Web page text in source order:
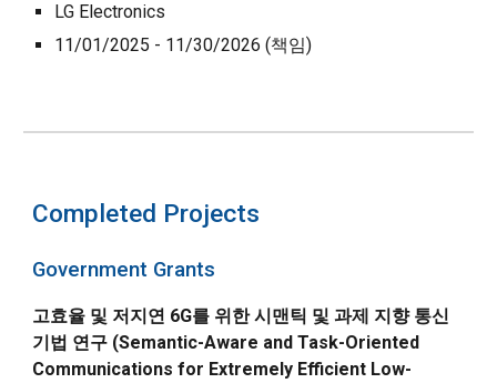
LG Electronics
1 1/01/2025 - 11/30/2026 (책임)
Completed Projects
Government Grants
고효율 및 저지연 6G를 위한 시맨틱 및 과제 지향 통신
기법 연구 (Semantic-Aware and Task-Oriented
Communications for Extremely Efficient Low-